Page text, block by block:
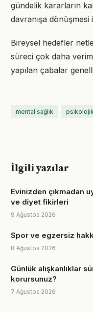
gündelik kararların
davranışa dönüşmesi
Bireysel hedefler
süreci çok daha
yapılan çabalar
mental sağlık
İlgili yazılar
Evinizden çıkmadan
ve diyet fikirleri
9 Ağustos 2026
Spor ve egzersiz
8 Ağustos 2026
Günlük alışkanlıklar
korursunuz?
7 Ağustos 2026